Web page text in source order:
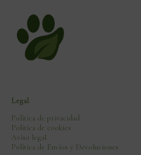
Legal
Política de privacidad
Política de cookies
Aviso legal
Política de Envíos y Devoluciones